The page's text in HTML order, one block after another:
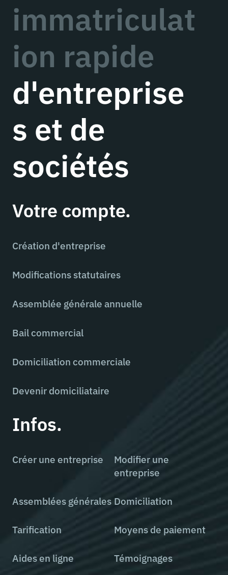
immatriculat
ion rapide
d'entreprise
s et de
sociétés
Votre compte.
Création d'entreprise
Modifications statutaires
Assemblée générale annuelle
Bail commercial
Domiciliation commerciale
Devenir domiciliataire
Infos.
Créer une entreprise
Modifier une
entreprise
Assemblées générales Domiciliation
Tarification Moyens de paiement
Aides en ligne Témoignages